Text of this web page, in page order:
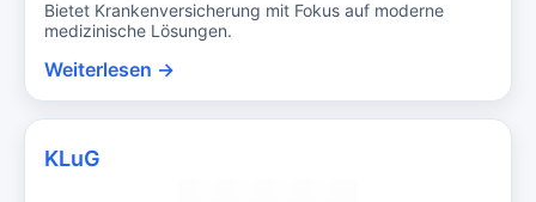
Bietet Krankenversicherung mit Fokus auf moderne
medizinische Lösungen.
Weiterlesen →
KLuG